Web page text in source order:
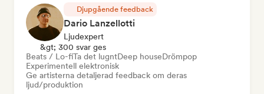
Djupgående feedback
Dario Lanzellotti
Ljudexpert
&gt; 300 svar ges
Beats / Lo-fiTa det lugntDeep houseDrömpop
Experimentell elektronisk
Ge artisterna detaljerad feedback om deras
ljud/produktion